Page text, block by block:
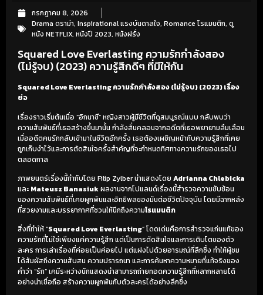
กรกฎาคม 8, 2026
Drama ดราม่า, Inspirational แรงบันดาลใจ, Romance โรแมนติก, ดู
หนัง NETFLIX, หนังปี 2023, หนังฝรั่ง
Squared Love Everlasting ความรักกำลังสอง
(ไม่รู้จบ) (2023) ความรู้สึกดีๆ ที่มีให้กัน
Squared Love Everlasting ความรักกำลังสอง (ไม่รู้จบ) (2023) เรื่อง
ย่อ
เรื่องราวเริ่มต้นเมื่อ “อิกนาซี” หญิงสาวผู้มีชีวิตที่ดูสมบูรณ์แบบ กลับพบว่า
ความสัมพันธ์ที่เธอสร้างขึ้นมานั้น กำลังสั่นคลอนจากอดีตที่เธอพยายามลืมเลือน
เมื่ออดีตคนรักกลับเข้ามาในชีวิตอีกครั้ง เธอต้องเผชิญหน้ากับความรู้สึกที่เคย
ถูกเก็บงำไว้และการตัดสินใจครั้งสำคัญที่จะกำหนดทิศทางความรักของเธอไป
ตลอดกาล
ภาพยนตร์เรื่องนี้กำกับโดย Filip Zylber นำแสดงโดย Adrianna Chlebicka
และ Mateusz Banasiukผลงานจากโปแลนด์เรื่องนี้สำรวจความซับซ้อน
ของความสัมพันธ์ที่เคยผูกพันและอิทธิพลของมันต่อชีวิตปัจจุบัน โดยมีฉากหลัง
ที่สวยงามและบรรยากาศที่ชวนให้นึกถึงความโรแมนติก
สิ่งที่ทำให้ “Squared Love Everlasting” โดดเด่นคือการสำรวจแก่นแท้ของ
ความรักที่ไม่ใช่เพียงแค่ความรู้สึก แต่เป็นการตัดสินใจและการเติบโตของตัว
ละคร การเล่าเรื่องที่ค่อยเป็นค่อยไป แต่แฝงไปด้วยอารมณ์ที่ลึกซึ้ง ทำให้ผู้ชม
ได้สัมผัสถึงความสับสน ความปรารถนา และการค้นหาความหมายที่แท้จริงของ
คำว่า “รัก” เคมีระหว่างนักแสดงนำสามารถถ่ายทอดความรู้สึกที่หลากหลายได้
อย่างน่าเชื่อถือ สร้างความผูกพันกับตัวละครได้อย่างลึกซึ้ง